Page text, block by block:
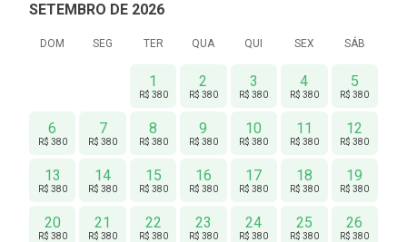
SETEMBRO DE 2026
DOM SEG TER QUA QUI SEX SÁB
1
R$ 380
2
R$ 380
3
R$ 380
4
R$ 380
5
R$ 380
6
R$ 380
7
R$ 380
8
R$ 380
9
R$ 380
10
R$ 380
11
R$ 380
12
R$ 380
13
R$ 380
14
R$ 380
15
R$ 380
16
R$ 380
17
R$ 380
18
R$ 380
19
R$ 380
20
R$ 380
21
R$ 380
22
R$ 380
23
R$ 380
24
R$ 380
25
R$ 380
26
R$ 380